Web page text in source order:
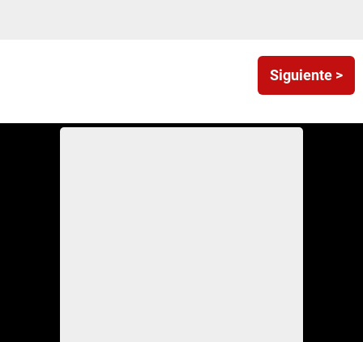
Siguiente >